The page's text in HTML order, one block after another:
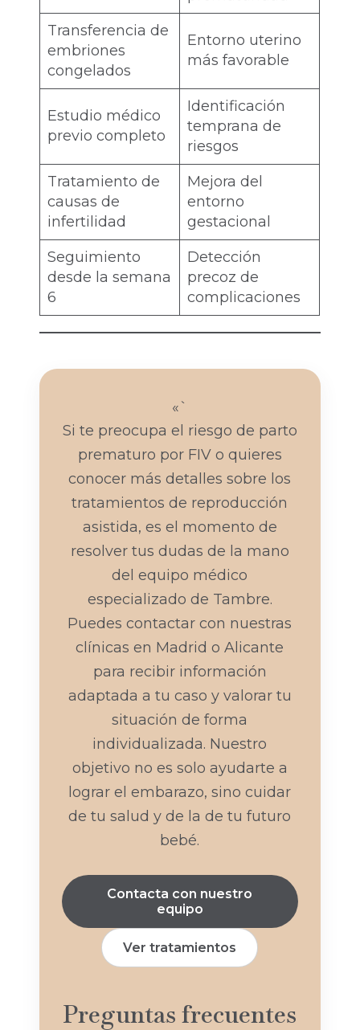
Transferencia de
embriones
congelados
Entorno uterino
más favorable
Estudio médico
previo completo
Identificación
temprana de
riesgos
Tratamiento de
causas de
infertilidad
Mejora del
entorno
gestacional
Seguimiento
desde la semana
6
Detección
precoz de
complicaciones
«`
Si te preocupa el riesgo de parto
prematuro por FIV o quieres
conocer más detalles sobre los
tratamientos de reproducción
asistida, es el momento de
resolver tus dudas de la mano
del equipo médico
especializado de Tambre.
Puedes contactar con nuestras
clínicas en Madrid o Alicante
para recibir información
adaptada a tu caso y valorar tu
situación de forma
individualizada. Nuestro
objetivo no es solo ayudarte a
lograr el embarazo, sino cuidar
de tu salud y de la de tu futuro
bebé.
Contacta con nuestro
equipo
Ver tratamientos
Preguntas frecuentes